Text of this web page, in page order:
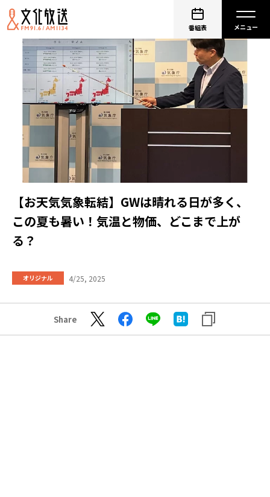
番組表
【お天気気象転結】GWは晴れる日が多く、
この夏も暑い！気温と物価、どこまで上が
る？
オリジナル 4/25, 2025
Share